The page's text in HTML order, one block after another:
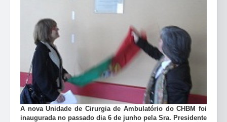
A nova Unidade de Cirurgia de Ambulatório do CHBM foi
inaugurada no passado dia 6 de junho pela Sra. Presidente